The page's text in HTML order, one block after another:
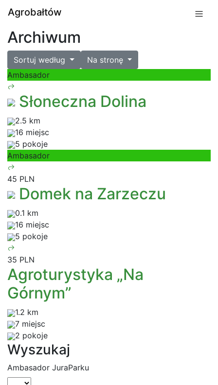
Agrobałtów
Archiwum
Sortuj według
Na stronę
Ambasador
Słoneczna Dolina
2.5 km
16 miejsc
5 pokoje
Ambasador
45 PLN
Domek na Zarzeczu
0.1 km
16 miejsc
5 pokoje
35 PLN
Agroturystyka „Na
Górnym”
1.2 km
7 miejsc
2 pokoje
Wyszukaj
Ambasador JuraParku